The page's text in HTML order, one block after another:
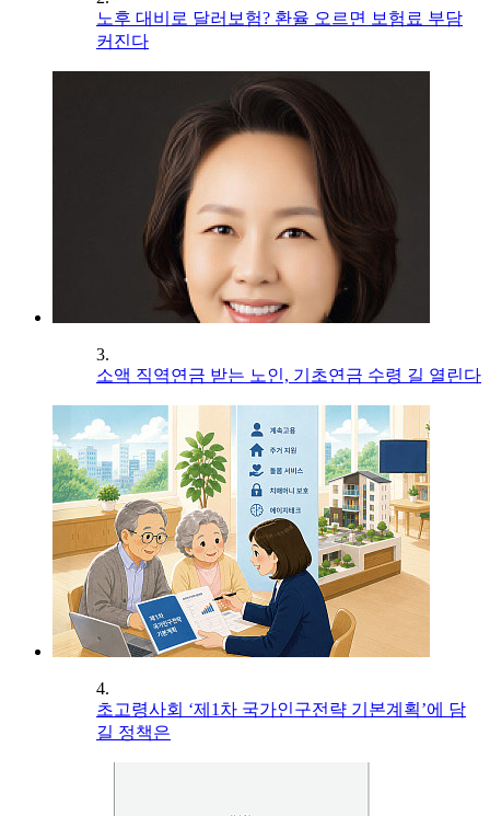
노후 대비로 달러보험? 환율 오르면 보험료 부담
커진다
3.
소액 직역연금 받는 노인, 기초연금 수령 길 열린다
4.
초고령사회 ‘제1차 국가인구전략 기본계획’에 담
길 정책은